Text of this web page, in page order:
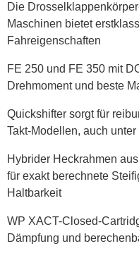
Die
Maschinen bietet
Fahreigenschaften
FE 250 und FE 350 mit
Drehmoment und beste
Quickshifter sorgt für
Takt-Modellen, auch
Hybrider Heckrahmen
für exakt berechnete
Haltbarkeit
WP XACT-Closed-
Dämpfung und